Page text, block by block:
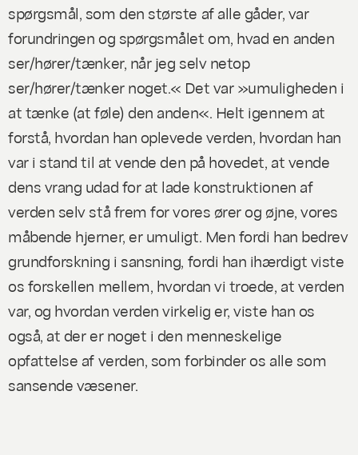
spørgsmål, som den største af alle gåder, var
forundringen og spørgsmålet om, hvad en anden
ser/hører/tænker, når jeg selv netop
ser/hører/tænker noget.« Det var »umuligheden i
at tænke (at føle) den anden«. Helt igennem at
forstå, hvordan han oplevede verden, hvordan han
var i stand til at vende den på hovedet, at vende
dens vrang udad for at lade konstruktionen af
verden selv stå frem for vores ører og øjne, vores
måbende hjerner, er umuligt. Men fordi han bedrev
grundforskning i sansning, fordi han ihærdigt viste
os forskellen mellem, hvordan vi troede, at verden
var, og hvordan verdenvirkelig er, viste han os
også, at der er noget i den menneskelige
opfattelse af verden, som forbinder os alle som
sansende væsener.